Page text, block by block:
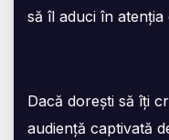
să îl aduci în
Dacă dorești să îți
audiență captivată